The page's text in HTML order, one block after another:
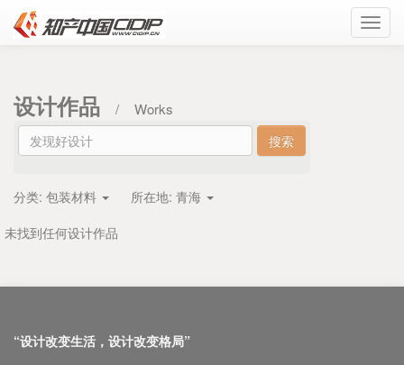
设计作品 / Works
分类: 包装材料 所在地: 青海
未找到任何设计作品
“设计改变生活，设计改变格局”